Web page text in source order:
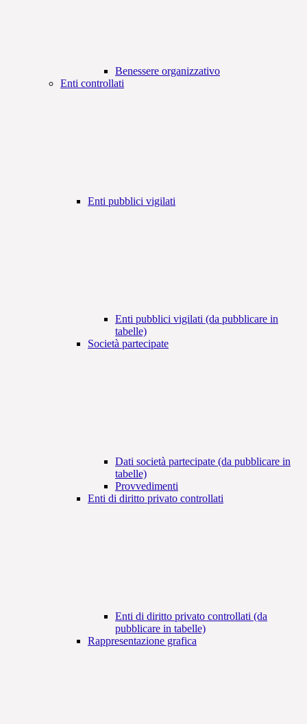
Benessere organizzativo
Enti controllati
Enti pubblici vigilati
Enti pubblici vigilati (da pubblicare in
tabelle)
Società partecipate
Dati società partecipate (da pubblicare in
tabelle)
Provvedimenti
Enti di diritto privato controllati
Enti di diritto privato controllati (da
pubblicare in tabelle)
Rappresentazione grafica